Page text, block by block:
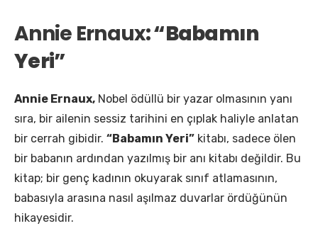
​Annie Ernaux: “Babamın
Yeri”
Annie Ernaux, Nobel ödüllü bir yazar olmasının yanı
sıra, bir ailenin sessiz tarihini en çıplak haliyle anlatan
bir cerrah gibidir. “Babamın Yeri” kitabı, sadece ölen
bir babanın ardından yazılmış bir anı kitabı değildir. Bu
kitap; bir genç kadının okuyarak sınıf atlamasının,
babasıyla arasına nasıl aşılmaz duvarlar ördüğünün
hikayesidir.